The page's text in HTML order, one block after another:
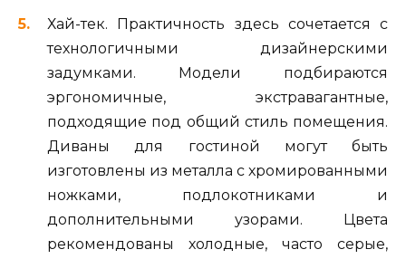
Хай-тек. Практичность здесь сочетается с
технологичными дизайнерскими
задумками. Модели подбираются
эргономичные, экстравагантные,
подходящие под общий стиль помещения.
Диваны для гостиной могут быть
изготовлены из металла с хромированными
ножками, подлокотниками и
дополнительными узорами. Цвета
рекомендованы холодные, часто серые,